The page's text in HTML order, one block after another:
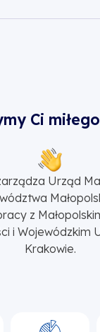
Ci
Urząd
z
i Wojewódzkim
Krakowie.